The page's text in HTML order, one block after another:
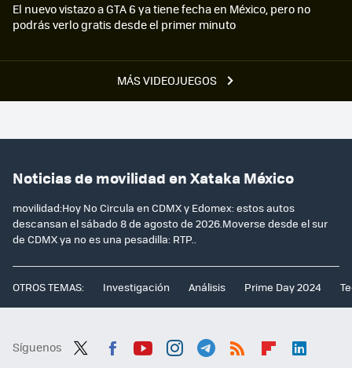
MÁS VIDEOJUEGOS
El nuevo vistazo a GTA 6 ya tiene fecha en México, pero no
podrás verlo gratis desde el primer minuto
Noticias de movilidad en Xataka México
movilidad:Hoy No Circula en CDMX y Edomex: estos autos
descansan el sábado 8 de agosto de 2026.Moverse desde el sur
de CDMX ya no es una pesadilla: RTP..
OTROS TEMAS: Investigación Análisis Prime Day 2024
Síguenos